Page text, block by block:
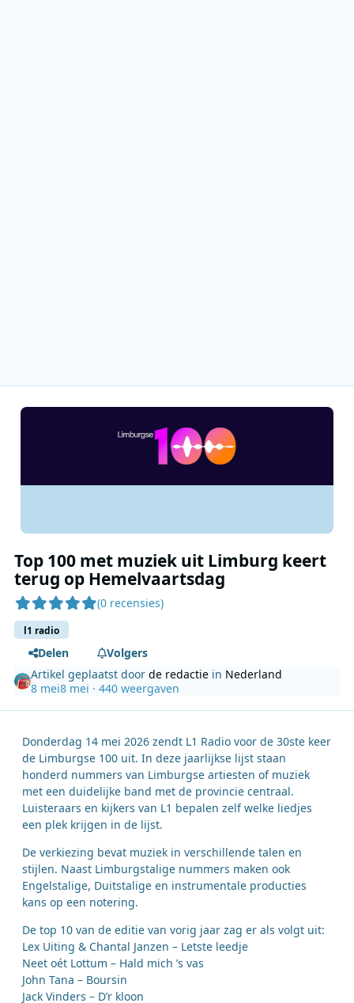
Top 100 met muziek uit Limburg keert
terug op Hemelvaartsdag
(0 recensies)
l1 radio
Delen
Volgers
Artikel geplaatst doorde redactie in Nederland
8 mei8 mei · 440 weergaven
Donderdag 14 mei 2026 zendt L1 Radio voor de 30ste keer
de Limburgse 100 uit. In deze jaarlijkse lijst staan
honderd nummers van Limburgse artiesten of muziek
met een duidelijke band met de provincie centraal.
Luisteraars en kijkers van L1 bepalen zelf welke liedjes
een plek krijgen in de lijst.
De verkiezing bevat muziek in verschillende talen en
stijlen. Naast Limburgstalige nummers maken ook
Engelstalige, Duitstalige en instrumentale producties
kans op een notering.
De top 10 van de editie van vorig jaar zag er als volgt uit:
Lex Uiting & Chantal Janzen – Letste leedje
Neet oét Lottum – Hald mich ’s vas
John Tana – Boursin
Jack Vinders – D’r kloon